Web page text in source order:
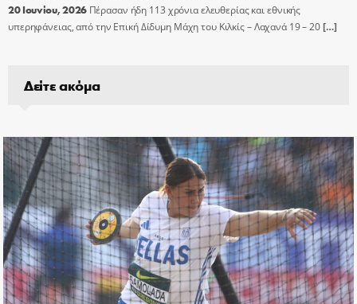
20 Ιουνίου, 2026 Πέρασαν ήδη 113 χρόνια ελευθερίας και εθνικής
υπερηφάνειας, από την Επική Δίδυμη Μάχη του Κιλκίς – Λαχανά 19 – 20[…]
Δείτε ακόμα